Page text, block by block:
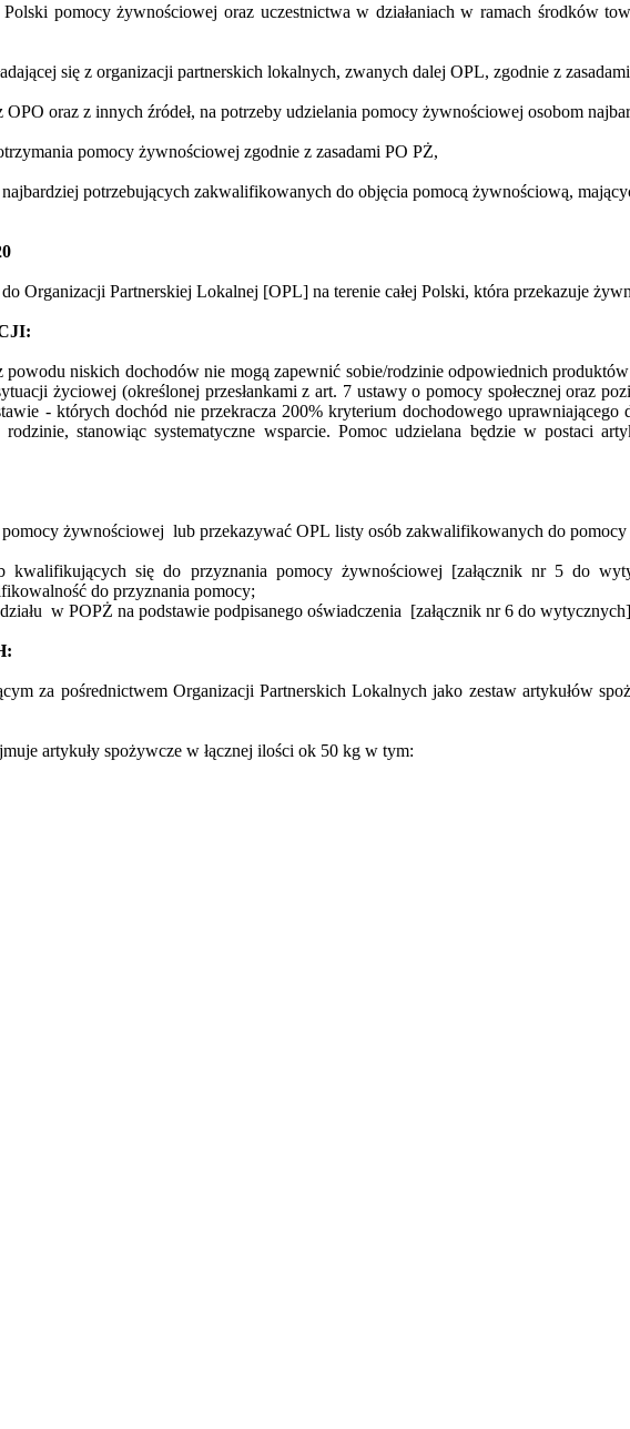
Polski pomocy żywnościowej oraz uczestnictwa w działaniach w ramach środków
się z organizacji partnerskich lokalnych, zwanych dalej OPL, zgodnie z
oraz z innych źródeł, na potrzeby udzielania pomocy żywnościowej osobom
pomocy żywnościowej zgodnie z zasadami PO PŻ,
potrzebujących zakwalifikowanych do objęcia pomocą żywnościową,
Organizacji Partnerskiej Lokalnej [OPL] na terenie całej Polski, która przekazuje
niskich dochodów nie mogą zapewnić sobie/rodzinie odpowiednich
życiowej (określonej przesłankami z art. 7 ustawy o pomocy społecznej oraz
- których dochód nie przekracza 200% kryterium dochodowego
stanowiąc systematyczne wsparcie. Pomoc udzielana będzie w postaci
żywnościowej lub przekazywać OPL listy osób zakwalifikowanych do
się do przyznania pomocy żywnościowej [załącznik nr 5 do
do przyznania pomocy;
w POPŻ na podstawie podpisanego oświadczenia [załącznik nr 6 do
za pośrednictwem Organizacji Partnerskich Lokalnych jako zestaw artykułów
artykuły spożywcze w łącznej ilości ok 50 kg w tym: